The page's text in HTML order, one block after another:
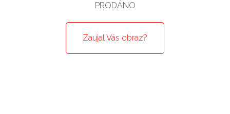
PRODÁNO
Zaujal Vás obraz?